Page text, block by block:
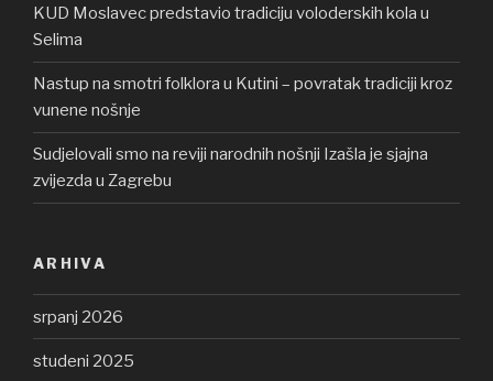
KUD Moslavec predstavio tradiciju voloderskih kola u
Selima
Nastup na smotri folklora u Kutini – povratak tradiciji kroz
vunene nošnje
Sudjelovali smo na reviji narodnih nošnji Izašla je sjajna
zvijezda u Zagrebu
ARHIVA
srpanj 2026
studeni 2025